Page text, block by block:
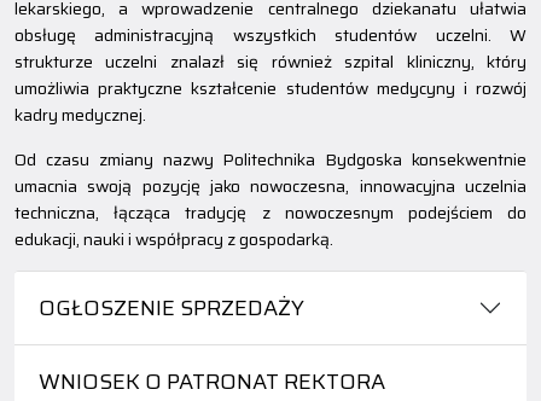
OGŁOSZENIE SPRZEDAŻY
WNIOSEK O PATRONAT REKTORA
lekarskiego, a wprowadzenie centralnego dziekanatu ułatwia
obsługę administracyjną wszystkich studentów uczelni. W
strukturze uczelni znalazł się również szpital kliniczny, który
umożliwia praktyczne kształcenie studentów medycyny i rozwój
kadry medycznej.
Od czasu zmiany nazwy Politechnika Bydgoska konsekwentnie
umacnia swoją pozycję jako nowoczesna, innowacyjna uczelnia
techniczna, łącząca tradycję z nowoczesnym podejściem do
edukacji, nauki i współpracy z gospodarką.